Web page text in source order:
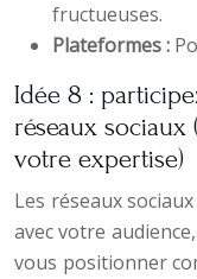
fructueuses.
Plateformes :
Idée 8 :
réseaux sociaux
votre expertise)
Les réseaux
avec votre
vous positionner